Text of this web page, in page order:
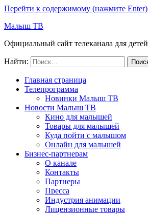
Перейти к содержимому (нажмите Enter)
Малыш ТВ
Официальный сайт телеканала для детей
Найти:
Главная страница
Телепрограмма
Новинки Малыш ТВ
Новости Малыш ТВ
Кино для малышей
Товары для малышей
Куда пойти с малышом
Онлайн для малышей
Бизнес-партнерам
О канале
Контакты
Партнеры
Пресса
Индустрия анимации
Лицензионные товары